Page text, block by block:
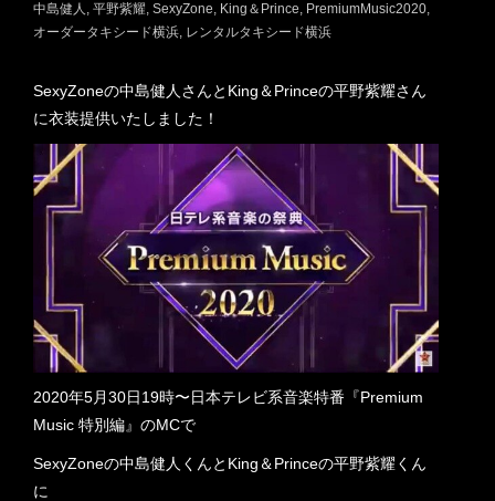
中島健人 平野紫耀 SexyZone King＆Prince
PremiumMusic2020
オーダータキシード横浜 レンタルタキシード横浜
SexyZoneの中島健人さんとKing＆Princeの平野紫耀さん
に衣装提供いたしました！
2020年5月30日19時〜日本テレビ系音楽特番『Premium
Music 特別編』のMCで
SexyZoneの中島健人くんとKing＆Princeの平野紫耀くん
に